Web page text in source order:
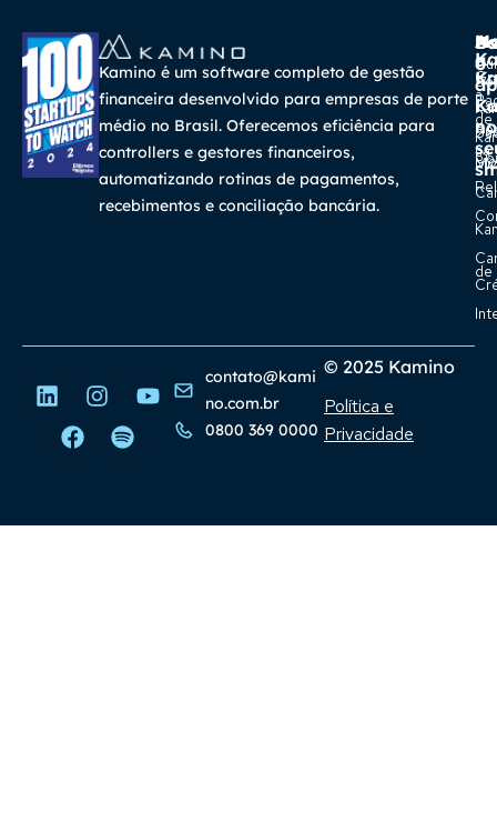
Kamino é um software completo de gestão
financeira desenvolvido para empresas de porte
médio no Brasil. Oferecemos eficiência para
controllers e gestores financeiros,
automatizando rotinas de pagamentos,
recebimentos e conciliação bancária.
A
a
na
a
de
de
o
no
© 2025 Kamino
Política e
Privacidade
contato@kami
no.com.br
0800 369 0000